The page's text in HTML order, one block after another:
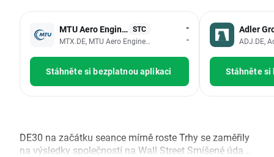
MTU Aero Engines STC
MTX.DE, MTU Aero Engines AG
-
-
Stáhněte si bezplatnou aplikaci
Adler
ADJ.DE,
Stáhněte
DE30 na začátku seance mírně roste Trhy se zaměřily
na výsledky společností na Wall Street Smíšené úda...